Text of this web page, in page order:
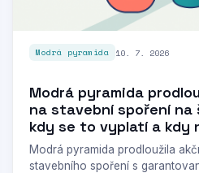
Modrá pyramida 10. 7. 2026
Modrá pyramida
na stavební spoření na
kdy se to vyplatí a kdy
Modrá pyramida prodloužila
stavebního spoření s